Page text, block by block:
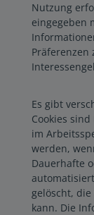
Nutzung
eingegeben
Präferenzen
Es gibt
Cookies
im
werden,
Dauerhafte
gelöscht,
kann. Die